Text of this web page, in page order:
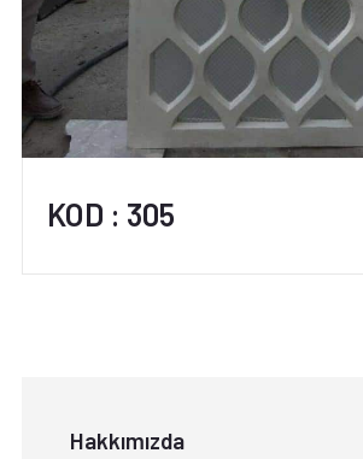
KOD : 305
Hakkımızda